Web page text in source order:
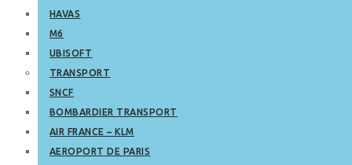
HAVAS
M6
UBISOFT
TRANSPORT
SNCF
BOMBARDIER TRANSPORT
AIR FRANCE – KLM
AEROPORT DE PARIS